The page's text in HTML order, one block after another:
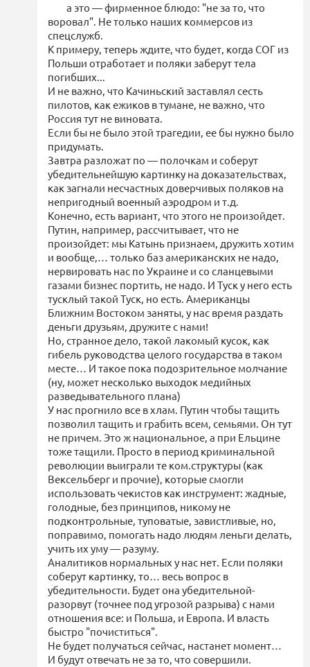
а это — фирменное блюдо: "не за то, что
воровал". Не только наших коммерсов из
спецслужб.
К примеру, теперь ждите, что будет, когда СОГ из
Польши отработает и поляки заберут тела
погибших...
И не важно, что Качиньский заставлял сесть
пилотов, как ежиков в тумане, не важно, что
Россия тут не виновата.
Если бы не было этой трагедии, ее бы нужно было
придумать.
Завтра разложат по — полочкам и соберут
убедительнейшую картинку на доказательствах,
как загнали несчастных доверчивых поляков на
непригодный военный аэродром и т.д.
Конечно, есть вариант, что этого не произойдет.
Путин, например, рассчитывает, что не
произойдет: мы Катынь признаем, дружить хотим
и вообще,… только баз американских не надо,
нервировать нас по Украине и со сланцевыми
газами бизнес портить, не надо. И Туск у него есть
тусклый такой Туск, но есть. Американцы
Ближним Востоком заняты, у нас время раздать
деньги друзьям, дружите с нами!
Но, странное дело, такой лакомый кусок, как
гибель руководства целого государства в таком
месте… И такое пока подозрительное молчание
(ну, может несколько выходок медийных
разведывательного плана)
У нас прогнило все в хлам. Путин чтобы тащить
позволил тащить и грабить всем, семьями. Он тут
не причем. Это ж национальное, а при Ельцине
тоже тащили. Просто в период криминальной
революции выиграли те ком.структуры (как
Вексельберг и прочие), которые смогли
использовать чекистов как инструмент: жадные,
голодные, без принципов, никому не
подконтрольные, туповатые, завистливые, но,
поправимо, помогать надо людям леньги делать,
учить их уму — разуму.
Аналитиков нормальных у нас нет. Если поляки
соберут картинку, то… весь вопрос в
убедительности. Будет она убедительной-
разорвут (точнее под угрозой разрыва) с нами
отношения все: и Польша, и Европа. И власть
быстро "почиститься".
Не будет получаться сейчас, настанет момент…
И будут отвечать не за то, что совершили.